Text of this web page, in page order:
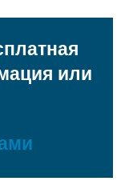
или